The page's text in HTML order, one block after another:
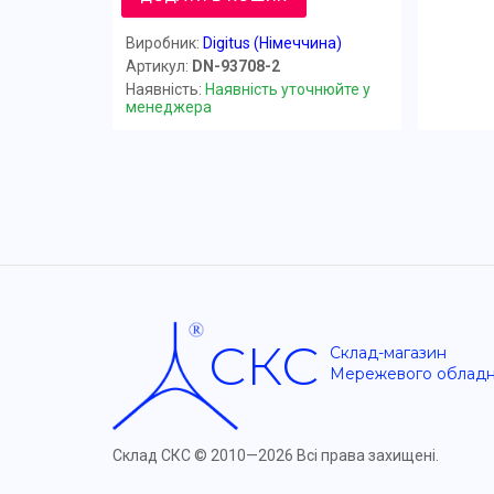
Виробник: Digitus (Німеччина)
Артикул: DN-93708-2
Наявність: Наявність уточнюйте у
менеджера
СКС
Склад-магазин
Мережевого
Склад СКС © 2010—2026 Всі права захищені.